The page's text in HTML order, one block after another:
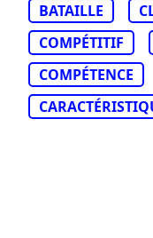
BATAILLE
COMPÉTITIF
COMPÉTENCE